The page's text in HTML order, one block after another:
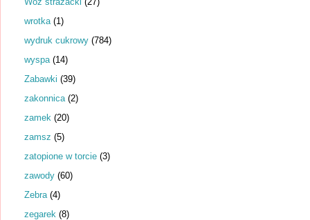
wrotka (1)
wydruk cukrowy (784)
wyspa (14)
Zabawki (39)
zakonnica (2)
zamek (20)
zamsz (5)
zatopione w torcie (3)
zawody (60)
Zebra (4)
zegarek (8)